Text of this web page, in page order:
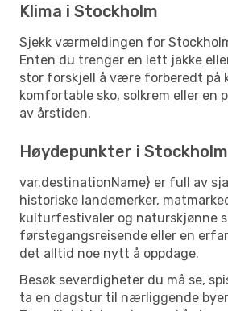
Klima i Stockholm
Sjekk værmeldingen for
Enten du trenger en lett jakke
stor forskjell å være forberedt på
komfortable sko, solkrem eller en
av årstiden.
Høydepunkter i Stockholm
var.destinationName} er full av
historiske landemerker,
kulturfestivaler og naturskjønne
førstegangsreisende eller en
det alltid noe nytt å oppdage.
Besøk severdigheter du må se,
ta en dagstur til nærliggende